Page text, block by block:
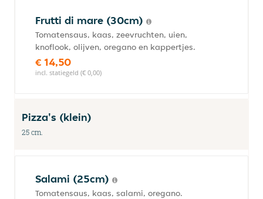
Frutti di mare (30cm)
Tomatensaus, kaas, zeevruchten, uien,
knoflook, olijven, oregano en kappertjes.
€ 14,50
incl. statiegeld (€ 0,00)
Pizza's (klein)
25 cm.
Salami (25cm)
Tomatensaus, kaas, salami, oregano.